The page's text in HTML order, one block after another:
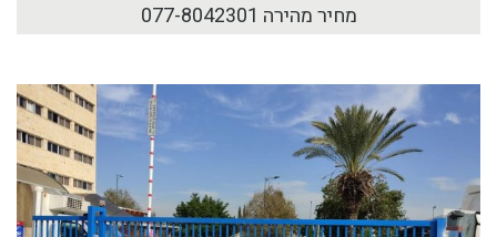
מחיר מהירה 077-8042301